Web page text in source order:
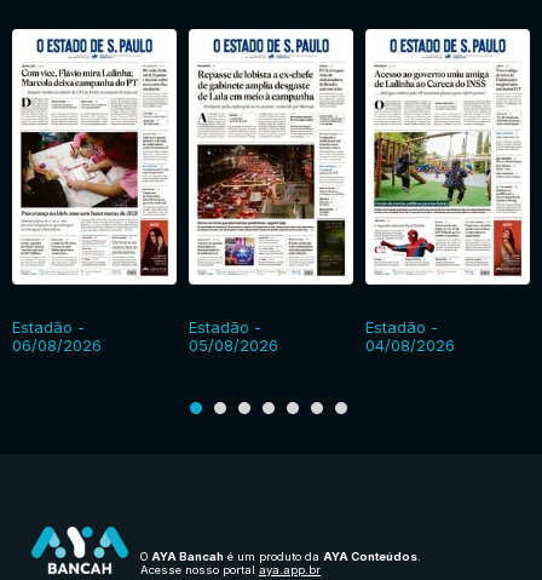
Estadão -
06/08/2026
Estadão -
05/08/2026
Estadão -
04/08/2026
O AYA Bancah é um produto da AYA Conteúdos.
Acesse nosso portal aya.app.br